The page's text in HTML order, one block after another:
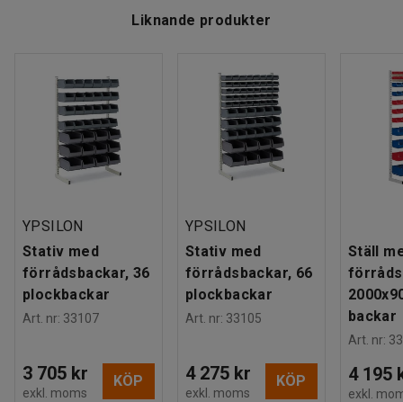
Liknande produkter
YPSILON
Stativ med
förrådsbackar, 36
plockbackar
Art. nr: 33107
3 705 kr
exkl. moms
KÖP
YPSILON
Stativ med
förrådsbackar, 66
plockbackar
Art. nr: 33105
4 275 kr
exkl. moms
KÖP
Ställ
backar
Art. nr:
4 195
exkl.